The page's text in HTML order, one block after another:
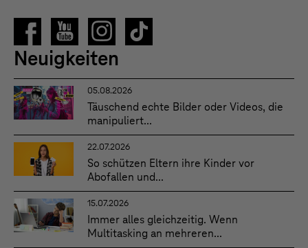
Neuigkeiten
05.08.2026
Täuschend echte Bilder oder Videos, die
manipuliert...
22.07.2026
So schützen Eltern ihre Kinder vor
Abofallen und...
15.07.2026
Immer alles gleichzeitig. Wenn
Multitasking an mehreren...